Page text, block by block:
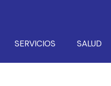
SERVICIOS SALUD